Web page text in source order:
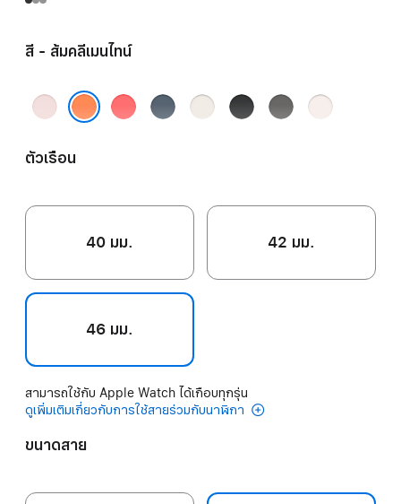
สี - ส้มคลีเมนไทน์
ชมพู
อ่อนส้มคลีเมนไทน์
ชมพู
สดก
น้ำ
เงิน
ส
ตาร์ไลท์
ดำ
เทา
ส
ชม
ตัวเรือน
40 มม. 42 มม.
46 มม.
สามารถใช้กับ Apple Watch ได้เกือบทุกรุ่น
ดูเพิ่มเติมเกี่ยวกับการใช้สายร่วมกับนาฬิกา
ขนาดสาย